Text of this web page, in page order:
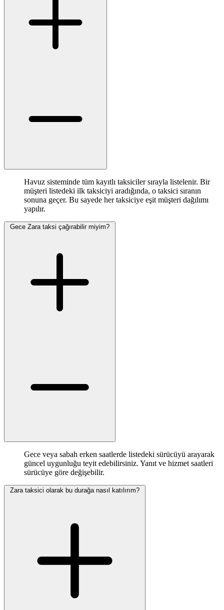
Havuz sisteminde tüm kayıtlı taksiciler sırayla listelenir. Bir
müşteri listedeki ilk taksiciyi aradığında, o taksici sıranın
sonuna geçer. Bu sayede her taksiciye eşit müşteri dağılımı
yapılır.
Gece Zara taksi çağırabilir miyim?
Gece veya sabah erken saatlerde listedeki sürücüyü arayarak
güncel uygunluğu teyit edebilirsiniz. Yanıt ve hizmet saatleri
sürücüye göre değişebilir.
Zara taksici olarak bu durağa nasıl katılırım?